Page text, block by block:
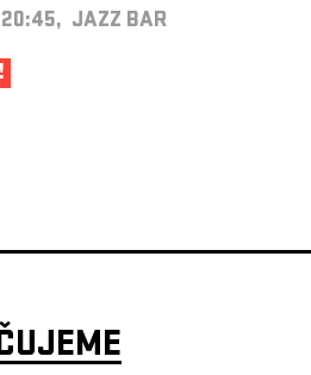
20:45, JAZZ BAR